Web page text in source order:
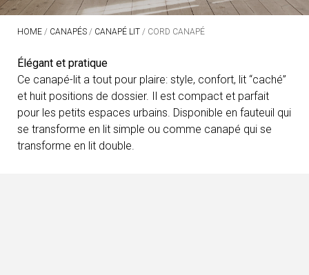
HOME / CANAPÉS / CANAPÉ LIT / CORD CANAPÉ
Élégant et pratique
Ce canapé-lit a tout pour plaire: style, confort, lit “caché”
et huit positions de dossier. Il est compact et parfait
pour les petits espaces urbains. Disponible en fauteuil qui
se transforme en lit simple ou comme canapé qui se
transforme en lit double.